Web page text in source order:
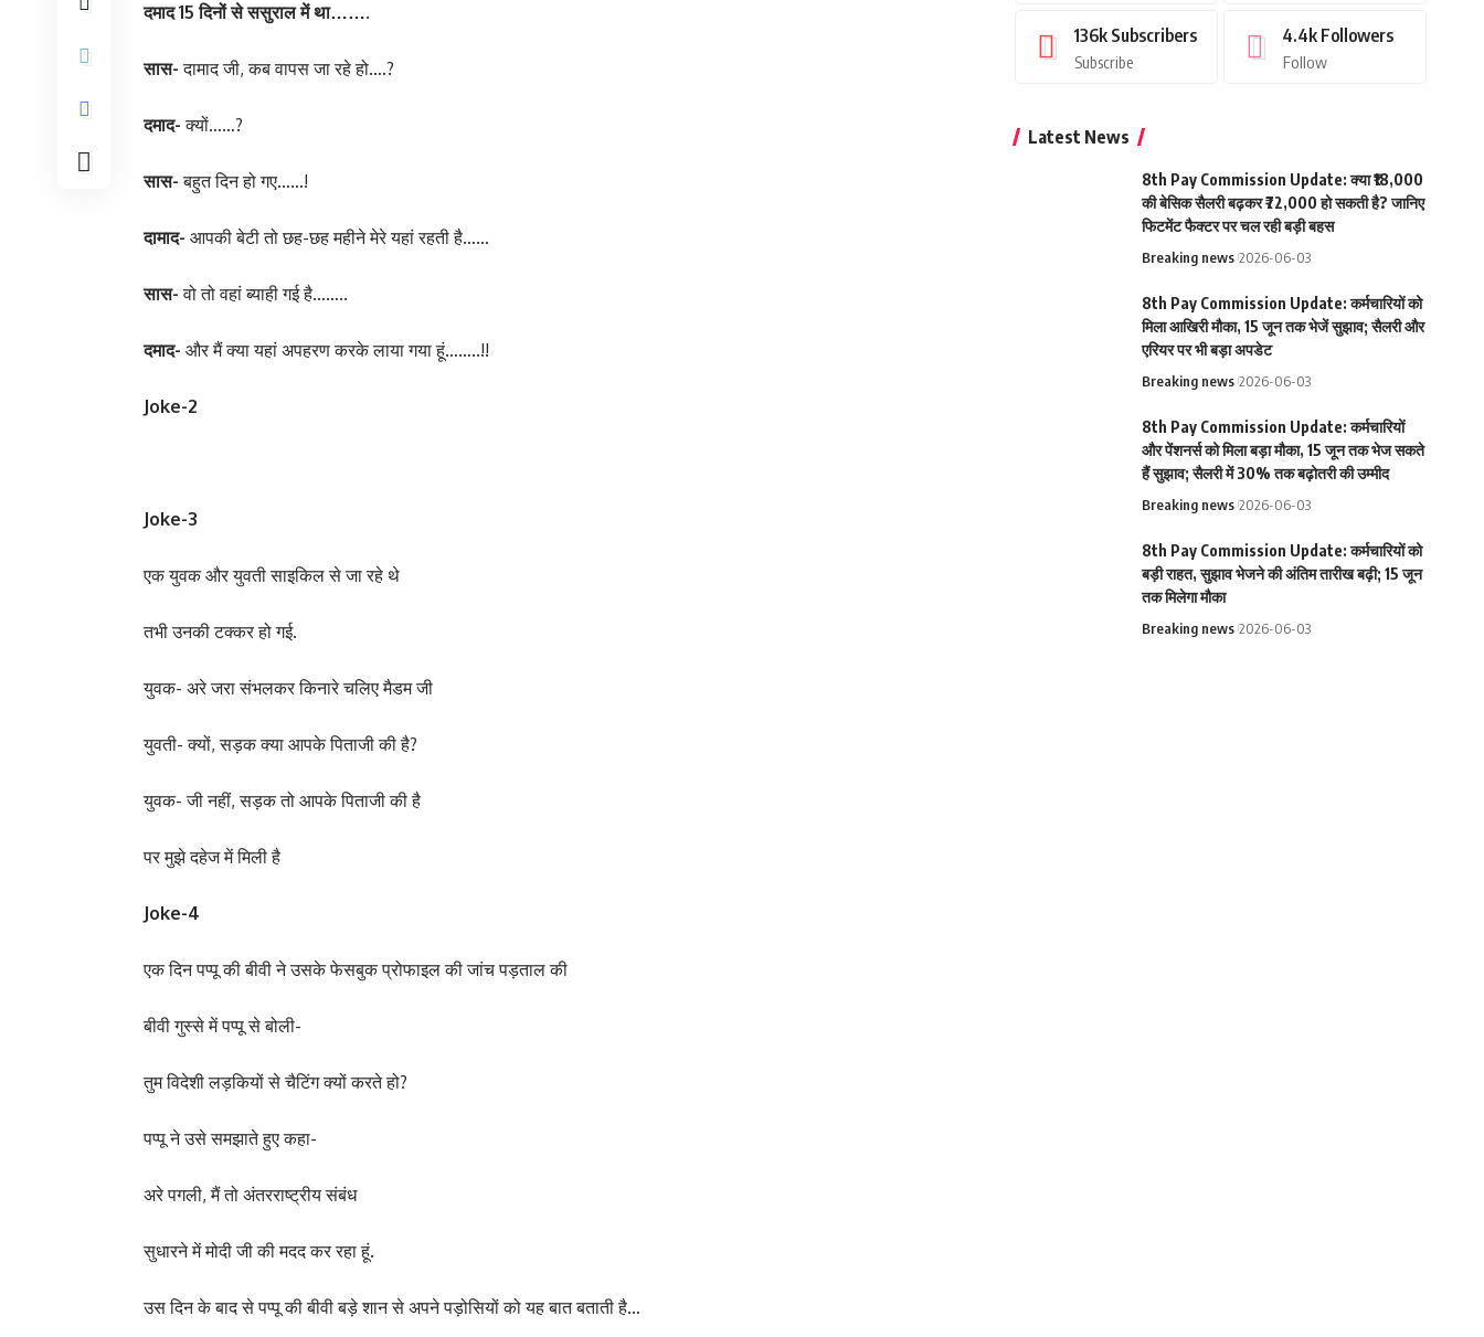
दमाद 15 दिनों से ससुराल में था…….
सास-दामाद जी, कब वापस जा रहे हो….?
दमाद- क्यों……?
सास- बहुत दिन हो गए……!
दामाद- आपकी बेटी तो छह-छह महीने मेरे यहां रहती है……
सास- वो तो वहां ब्याही गई है……..
दमाद- और मैं क्या यहां अपहरण करके लाया गया हूं……..!!
Joke-2
Joke-3
एक युवक और युवती साइकिल से जा रहे थे
तभी उनकी टक्कर हो गई.
युवक- अरे जरा संभलकर किनारे चलिए मैडम जी
युवती- क्यों, सड़क क्या आपके पिताजी की है?
युवक- जी नहीं, सड़क तो आपके पिताजी की है
पर मुझे दहेज में मिली है
Joke-4
एक दिन पप्पू की बीवी ने उसके फेसबुक प्रोफाइल की जांच पड़ताल की
बीवी गुस्से में पप्पू से बोली-
तुम विदेशी लड़कियों से चैटिंग क्यों करते हो?
पप्पू ने उसे समझाते हुए कहा-
अरे पगली, मैं तो अंतरराष्ट्रीय संबंध
सुधारने में मोदी जी की मदद कर रहा हूं.
उस दिन के बाद से पप्पू की बीवी बड़े शान से अपने पड़ोसियों को यह बात बताती है…
136k Subscribers
Subscribe
4.4k Followers
Follow
Latest News
8th Pay Commission Update: क्या ₹18,000
की बेसिक सैलरी बढ़कर ₹72,000 हो सकती है? जानिए
फिटमेंट फैक्टर पर चल रही बड़ी बहस
Breaking news 2026-06-03
8th Pay Commission Update: कर्मचारियों को
मिला आखिरी मौका, 15 जून तक भेजें सुझाव; सैलरी और
एरियर पर भी बड़ा अपडेट
Breaking news 2026-06-03
8th Pay Commission Update: कर्मचारियों
और पेंशनर्स को मिला बड़ा मौका, 15 जून तक भेज सकते
हैं सुझाव; सैलरी में 30% तक बढ़ोतरी की उम्मीद
Breaking news 2026-06-03
8th Pay Commission Update: कर्मचारियों को
बड़ी राहत, सुझाव भेजने की अंतिम तारीख बढ़ी; 15 जून
तक मिलेगा मौका
Breaking news 2026-06-03